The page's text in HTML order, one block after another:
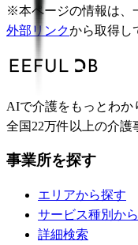
※本ページの情報は、
外部リンクから取得し
AIで介護をもっとわか
全国22万件以上の介護
事業所を探す
エリアから探す
サービス種別か
詳細検索